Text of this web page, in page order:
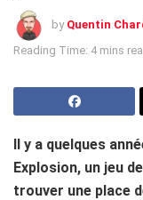
by Quentin
Reading Time: 4 mins
Il y a quelques
Explosion, un jeu
trouver une place